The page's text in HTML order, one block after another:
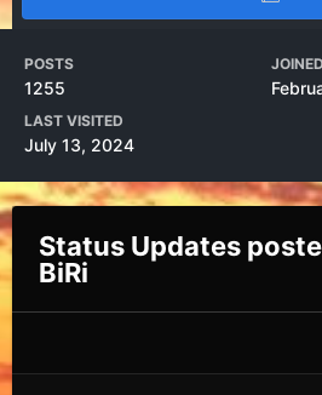
POSTS
1255
JOINED
LAST VISITED
July 13, 2024
Status Updates
BiRi